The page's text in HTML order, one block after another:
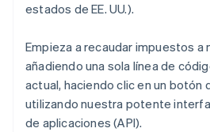
estados de EE. UU.).
Empieza a recaudar impuestos a
añadiendo una sola línea de
actual, haciendo clic en un botón
utilizando nuestra potente
de aplicaciones (API).